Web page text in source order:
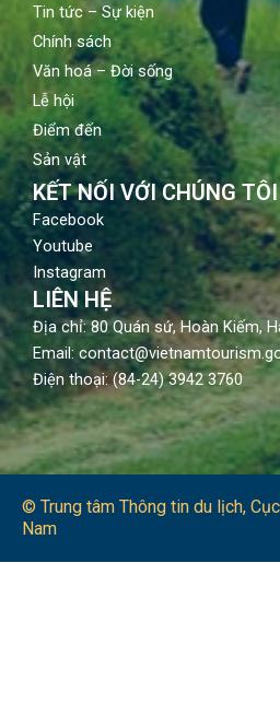
Tin tức – Sự kiện
Chính sách
Văn hoá – Đời sống
Lễ hội
Điểm đến
Sản vật
KẾT NỐI VỚI CHÚNG TÔI
Facebook
Youtube
Instagram
LIÊN HỆ
Địa chỉ: 80 Quán sứ, Hoàn Kiếm,
Email:
Điện thoại: (84-24) 3942 3760
© Trung tâm Thông tin du lịch​,
Nam